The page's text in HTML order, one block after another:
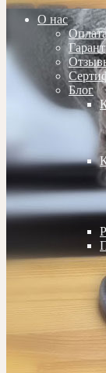
О нас
Блог